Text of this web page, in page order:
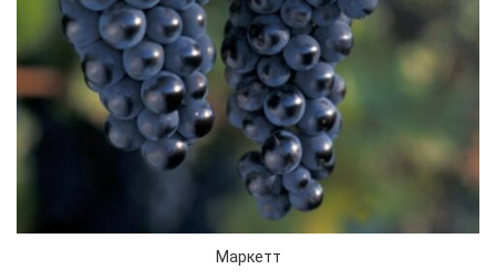
Маркетт